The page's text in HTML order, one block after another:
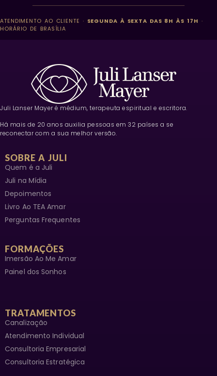
ATENDIMENTO AO CLIENTE · SEGUNDA À SEXTA DAS 8H ÀS 17H ·
HORÁRIO DE BRASÍLIA
Juli Lanser Mayer é médium, terapeuta espiritual e escritora.
Há mais de 20 anos auxilia pessoas em 32 países a se
reconectar com a sua melhor versão.
SOBRE A JULI
Quem é a Juli
Juli na Mídia
Depoimentos
Livro Ao TEA Amar
Perguntas Frequentes
FORMAÇÕES
Imersão Ao Me Amar
Painel dos Sonhos
TRATAMENTOS
Canalização
Atendimento Individual
Consultoria Empresarial
Consultoria Estratégica